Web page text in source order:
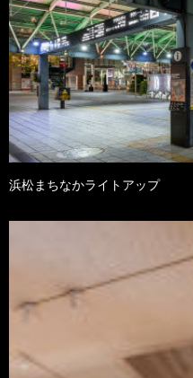
浜松まちなかライトアップ